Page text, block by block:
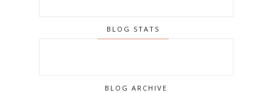
BLOG STATS
BLOG ARCHIVE